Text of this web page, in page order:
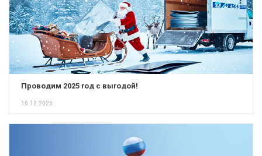
Проводим 2025 год с выгодой!
16.12.2025